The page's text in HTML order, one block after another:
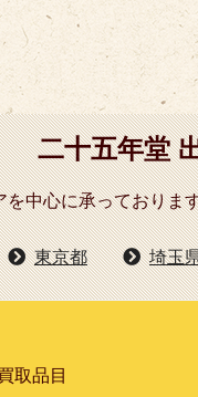
二十五年堂
を中心に承っておりま
東京都 埼玉
取品目